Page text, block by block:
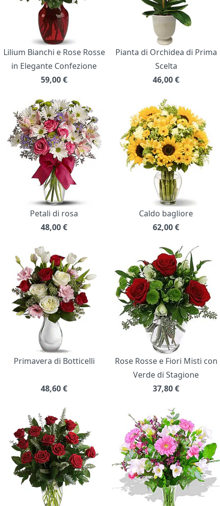
Lilium Bianchi e Rose Rosse
in Elegante Confezione
59,00€
Pianta di Orchidea di Prima
Scelta
46,00€
Petali di rosa
48,00€
Caldo bagliore
62,00€
Primavera di Botticelli
48,60€
Rose Rosse e Fiori Misti con
Verde di Stagione
37,80€